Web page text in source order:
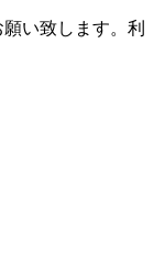
い致します。利